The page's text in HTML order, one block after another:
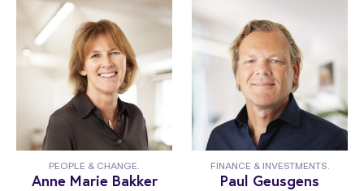
PEOPLE & CHANGE.
Anne Marie Bakker
FINANCE & INVESTMENTS.
Paul Geusgens